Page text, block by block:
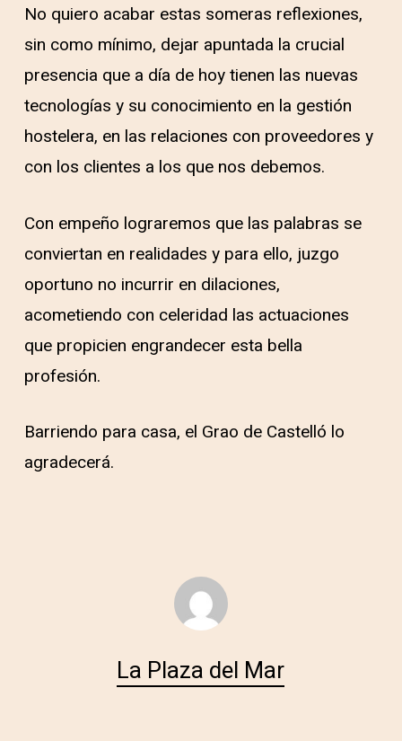
No quiero acabar estas someras reflexiones,
sin como mínimo, dejar apuntada la crucial
presencia que a día de hoy tienen las nuevas
tecnologías y su conocimiento en la gestión
hostelera, en las relaciones con proveedores y
con los clientes a los que nos debemos.
Con empeño lograremos que las palabras se
conviertan en realidades y para ello, juzgo
oportuno no incurrir en dilaciones,
acometiendo con celeridad las actuaciones
que propicien engrandecer esta bella
profesión.
Barriendo para casa, el Grao de Castelló lo
agradecerá.
La Plaza del Mar